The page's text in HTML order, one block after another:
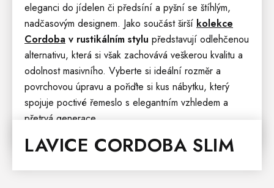
LAVICE CORDOBA SLIM
eleganci do jídelen či předsíní a pyšní se štíhlým,
nadčasovým designem. Jako součást širší kolekce
Cordoba v rustikálním stylu představují odlehčenou
alternativu, která si však zachovává veškerou kvalitu a
odolnost masivního. Vyberte si ideální rozměr a
povrchovou úpravu a pořiďte si kus nábytku, který
spojuje poctivé řemeslo s elegantním vzhledem a
přetrvá generace.